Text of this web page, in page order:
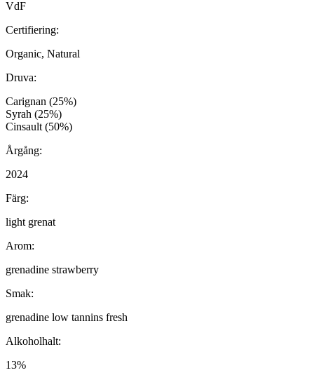
VdF
Certifiering:
Organic, Natural
Druva:
Carignan (25%)
Syrah (25%)
Cinsault (50%)
Årgång:
2024
Färg:
light grenat
Arom:
grenadine strawberry
Smak:
grenadine low tannins fresh
Alkoholhalt:
13%